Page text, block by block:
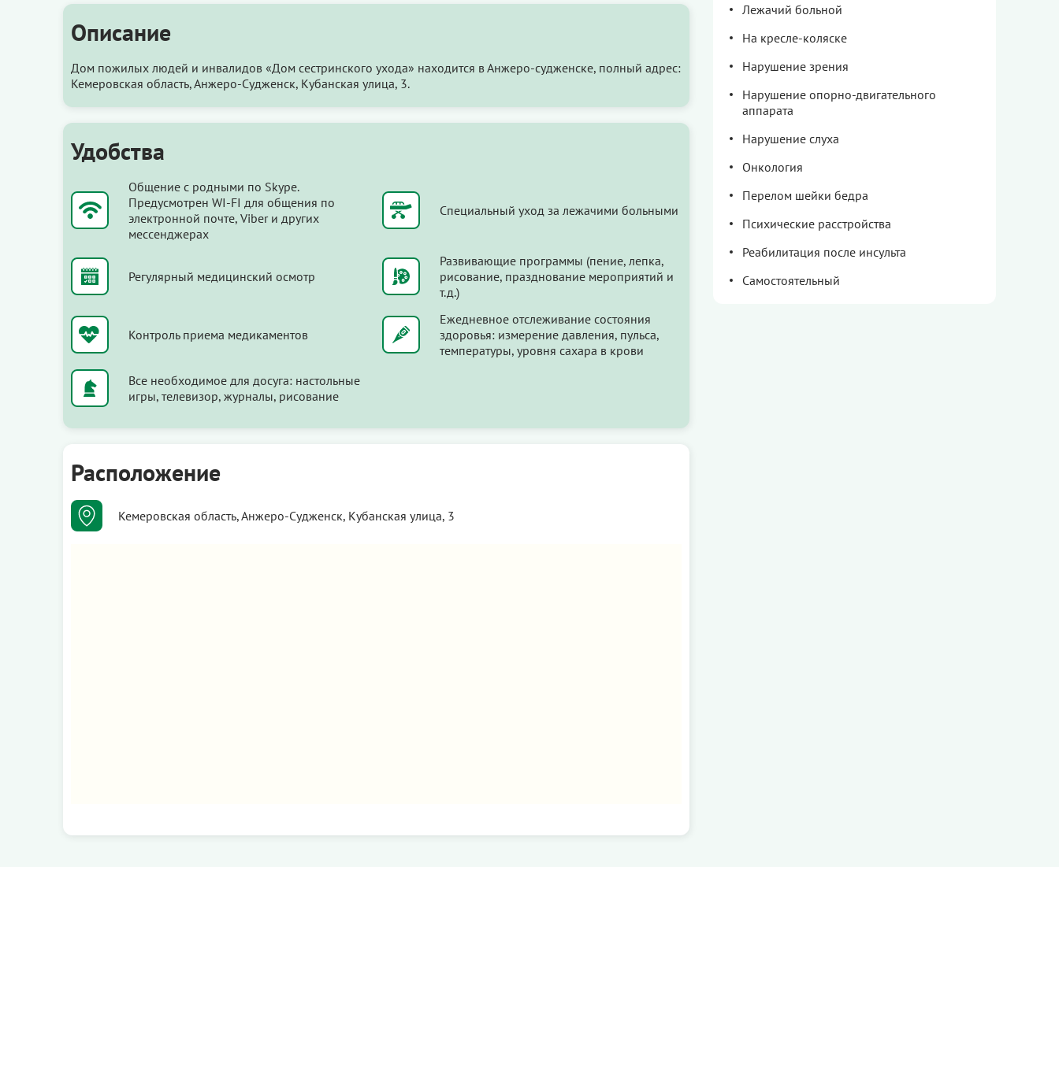
Описание
Дом пожилых людей и инвалидов «Дом сестринского ухода» находится в Анжеро-судженске, полный адрес:
Кемеровская область, Анжеро-Судженск, Кубанская улица, 3.
Удобства
Общение с родными по Skype.
Предусмотрен WI-FI для общения по
электронной почте, Viber и других
мессенджерах
Специальный уход за лежачими больными
Регулярный медицинский осмотр
Развивающие программы (пение, лепка,
рисование, празднование мероприятий и
т.д.)
Контроль приема медикаментов
Ежедневное отслеживание состояния
здоровья: измерение давления, пульса,
температуры, уровня сахара в крови
Все необходимое для досуга: настольные
игры, телевизор, журналы, рисование
Расположение
Кемеровская область, Анжеро-Судженск, Кубанская улица, 3
Лежачий больной
На кресле-коляске
Нарушение зрения
Нарушение опорно-двигательного
аппарата
Нарушение слуха
Онкология
Перелом шейки бедра
Психические расстройства
Реабилитация после инсульта
Самостоятельный